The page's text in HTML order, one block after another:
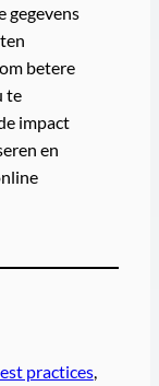
gegevens
betere
te
impact
en
practices,